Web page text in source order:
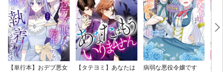
【単行本】おデブ悪女
【タテヨミ】あなたは
病弱な悪役令嬢です
公